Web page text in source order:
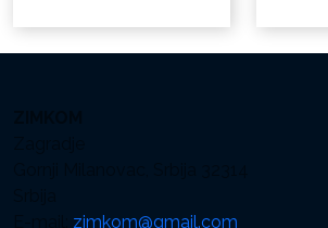
zimkom@gmail.com